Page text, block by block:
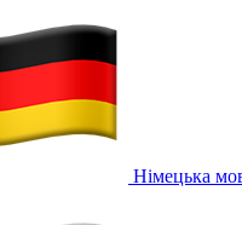
Німецька